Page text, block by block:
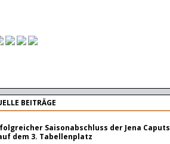
BEITRÄGE
Saisonabschluss der Jena Caputs
dem 3. Tabellenplatz